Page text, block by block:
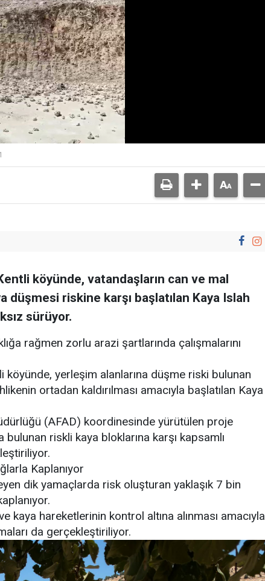
köyünde, vatandaşların can ve mal
riskine karşı başlatılan Kaya Islah
sürüyor.
rağmen zorlu arazi şartlarında çalışmalarını
köyünde, yerleşim alanlarına düşme riski bulunan
ortadan kaldırılması amacıyla başlatılan Kaya
(AFAD) koordinesinde yürütülen proje
bulunan riskli kaya bloklarına karşı kapsamlı
Kaplanıyor
dik yamaçlarda risk oluşturan yaklaşık 7 bin
kaya hareketlerinin kontrol altına alınması amacıyla
da gerçekleştiriliyor.